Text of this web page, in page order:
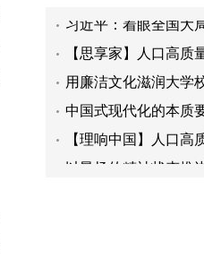
明确主攻方向 奋力谱
建设的陕西篇章
【思享家】人口高质
建设之基石
用廉洁文化滋润大学
中国式现代化的本质
【理响中国】人口高
加快建设现代化产业
以昂扬的精神状态推